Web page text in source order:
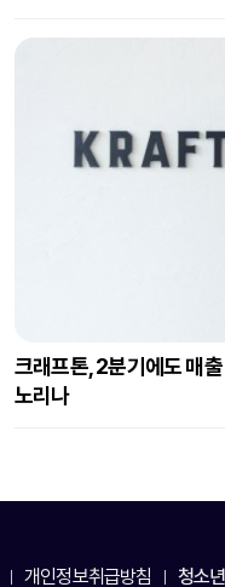
크래프톤, 2분기에도 매
노리나
개인정보취급방침 청소